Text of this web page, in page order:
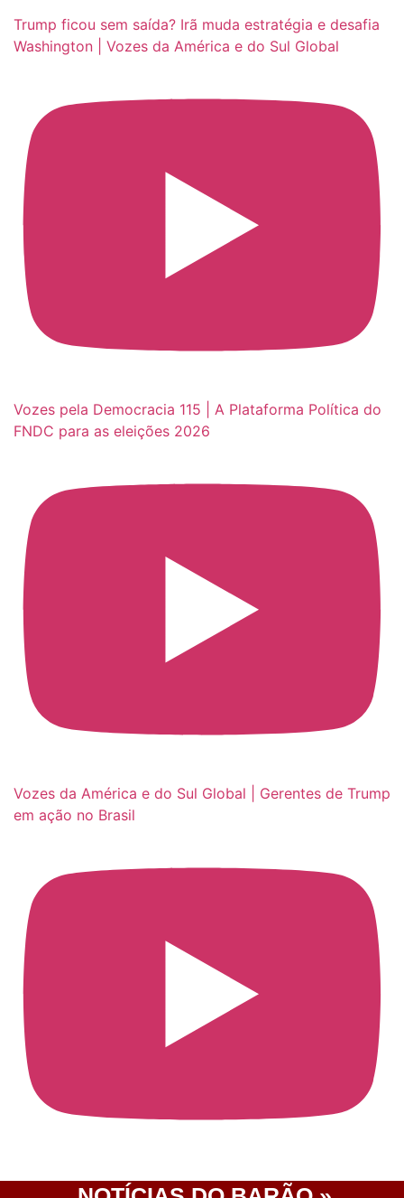
Trump ficou sem saída? Irã muda estratégia e desafia
Washington | Vozes da América e do Sul Global
Vozes pela Democracia 115 | A Plataforma Política do
FNDC para as eleições 2026
Vozes da América e do Sul Global | Gerentes de Trump
em ação no Brasil